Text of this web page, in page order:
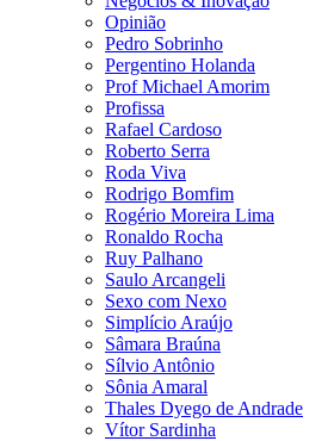
Opinião
Pedro Sobrinho
Pergentino Holanda
Prof Michael Amorim
Profissa
Rafael Cardoso
Roberto Serra
Roda Viva
Rodrigo Bomfim
Rogério Moreira Lima
Ronaldo Rocha
Ruy Palhano
Saulo Arcangeli
Sexo com Nexo
Simplício Araújo
Sâmara Braúna
Sílvio Antônio
Sônia Amaral
Thales Dyego de Andrade
Vítor Sardinha